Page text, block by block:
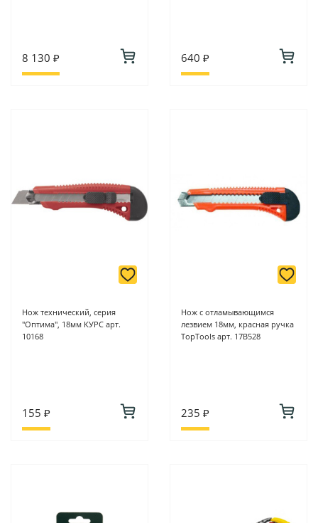
8 130 ₽ 640 ₽
Нож технический, серия
"Оптима", 18мм КУРС арт.
10168
155 ₽
Нож с отламывающимся
лезвием 18мм, красная ручка
TopTools арт. 17B528
235 ₽